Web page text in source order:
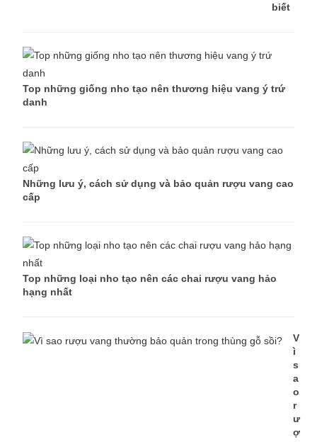
biết
Top những giống nho tạo nên thương hiệu vang ý trứ
danh
Những lưu ý, cách sử dụng và bảo quản rượu vang cao
cấp
Top những loại nho tạo nên các chai rượu vang hảo
hạng nhất
V
ì
s
a
o
r
ư
ợ